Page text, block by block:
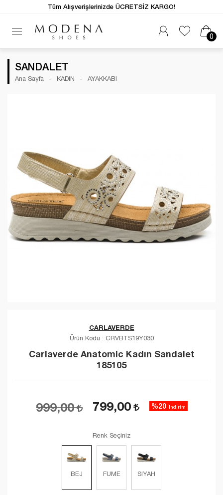
0
Tüm Alışverişlerinizde ÜCRETSİZ KARGO!
SANDALET
Ana Sayfa KADIN AYAKKABI
CARLAVERDE
Ürün Kodu : CRVBTS19Y030
Carlaverde Anatomic Kadın Sandalet
185105
999,00 799,00 %20 İndirim
Renk Seçiniz
BEJ FUME SIYAH